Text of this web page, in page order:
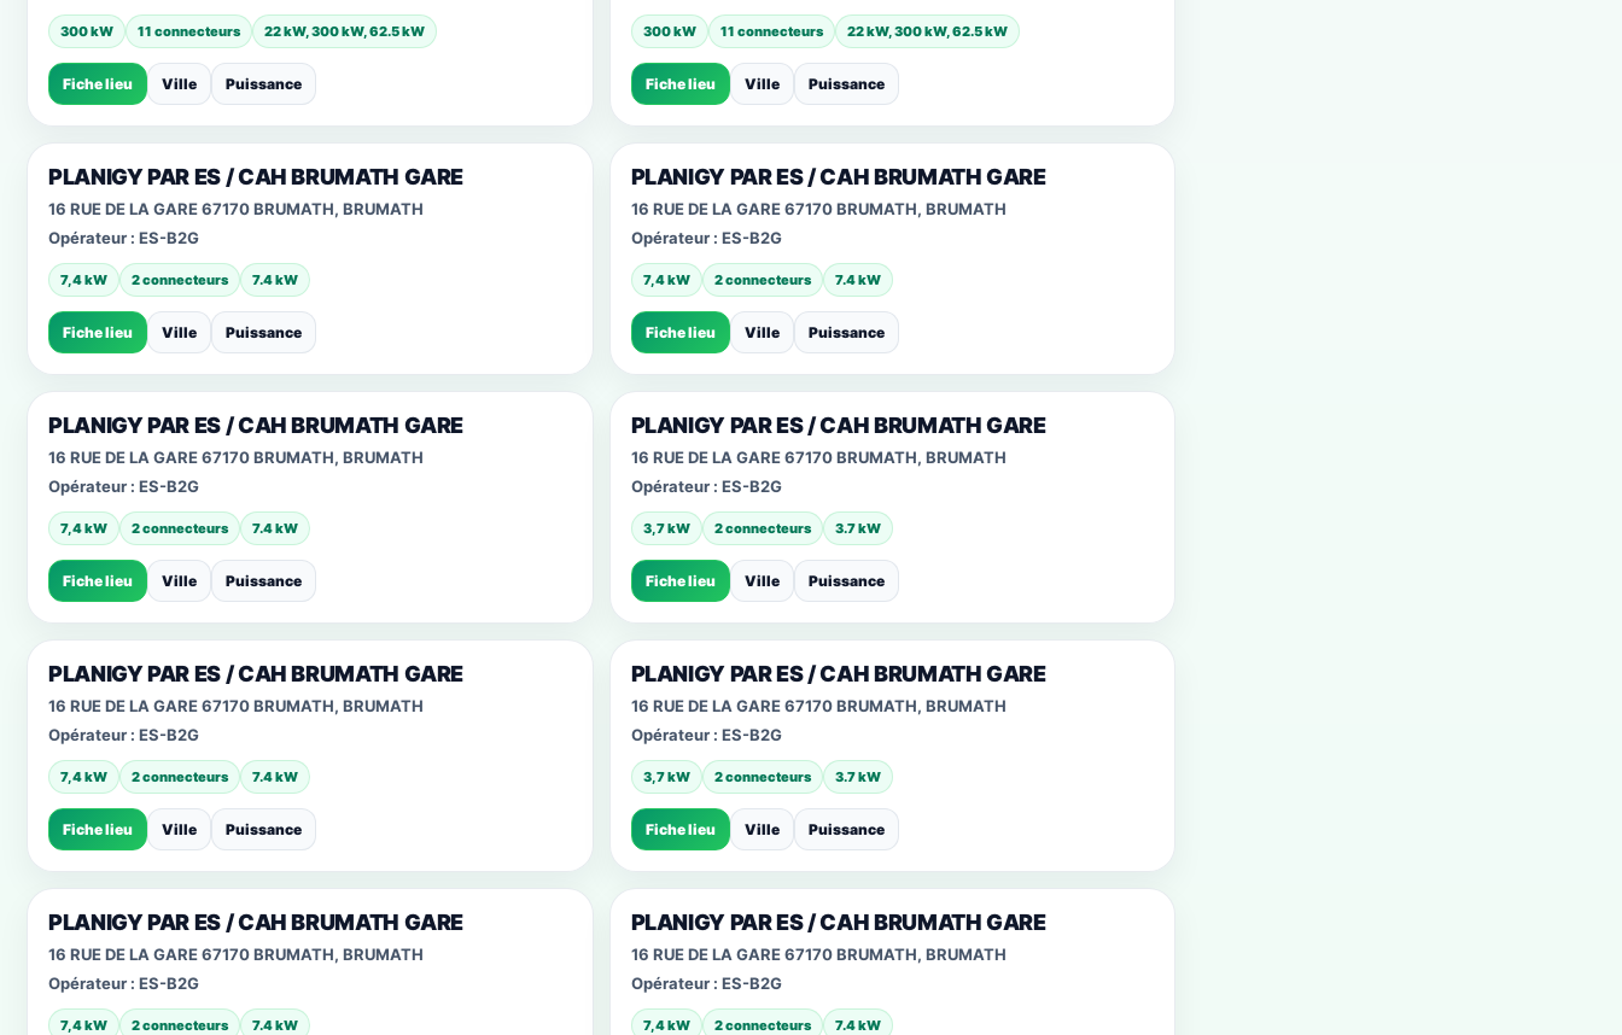
300 kW 11 connecteurs 22 kW, 300 kW, 62.5 kW
Fiche lieu Ville Puissance
300 kW 11 connecteurs 22 kW, 300 kW, 62.5 kW
Fiche lieu Ville Puissance
PLANIGY PAR ES / CAH BRUMATH GARE
16 RUE DE LA GARE 67170 BRUMATH, BRUMATH
Opérateur : ES-B2G
7,4 kW 2 connecteurs 7.4 kW
Fiche lieu Ville Puissance
PLANIGY PAR ES / CAH BRUMATH GARE
16 RUE DE LA GARE 67170 BRUMATH, BRUMATH
Opérateur : ES-B2G
7,4 kW 2 connecteurs 7.4 kW
Fiche lieu Ville Puissance
PLANIGY PAR ES / CAH BRUMATH GARE
16 RUE DE LA GARE 67170 BRUMATH, BRUMATH
Opérateur : ES-B2G
7,4 kW 2 connecteurs 7.4 kW
Fiche lieu Ville Puissance
PLANIGY PAR ES / CAH BRUMATH GARE
16 RUE DE LA GARE 67170 BRUMATH, BRUMATH
Opérateur : ES-B2G
3,7 kW 2 connecteurs 3.7 kW
Fiche lieu Ville Puissance
PLANIGY PAR ES / CAH BRUMATH GARE
16 RUE DE LA GARE 67170 BRUMATH, BRUMATH
Opérateur : ES-B2G
7,4 kW 2 connecteurs 7.4 kW
Fiche lieu Ville Puissance
PLANIGY PAR ES / CAH BRUMATH GARE
16 RUE DE LA GARE 67170 BRUMATH, BRUMATH
Opérateur : ES-B2G
3,7 kW 2 connecteurs 3.7 kW
Fiche lieu Ville Puissance
PLANIGY PAR ES / CAH BRUMATH GARE
16 RUE DE LA GARE 67170 BRUMATH, BRUMATH
Opérateur : ES-B2G
7,4 kW 2 connecteurs 7.4 kW
PLANIGY PAR ES / CAH BRUMATH GARE
16 RUE DE LA GARE 67170 BRUMATH, BRUMATH
Opérateur : ES-B2G
7,4 kW 2 connecteurs 7.4 kW